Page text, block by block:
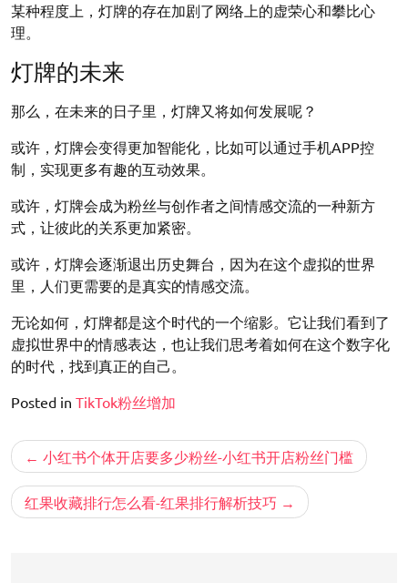
某种程度上，灯牌的存在加剧了网络上的虚荣心和攀比心
理。
灯牌的未来
那么，在未来的日子里，灯牌又将如何发展呢？
或许，灯牌会变得更加智能化，比如可以通过手机APP控
制，实现更多有趣的互动效果。
或许，灯牌会成为粉丝与创作者之间情感交流的一种新方
式，让彼此的关系更加紧密。
或许，灯牌会逐渐退出历史舞台，因为在这个虚拟的世界
里，人们更需要的是真实的情感交流。
无论如何，灯牌都是这个时代的一个缩影。它让我们看到了
虚拟世界中的情感表达，也让我们思考着如何在这个数字化
的时代，找到真正的自己。
Posted in TikTok粉丝增加
文
章
导
小红书个体开店要多少粉丝-小红书开店粉丝门槛
红果收藏排行怎么看-红果排行解析技巧